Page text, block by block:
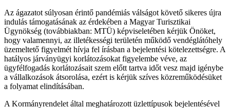
Az ágazatot súlyosan érintő pandémiás válságot követő sikeres újra
indulás támogatásának az érdekében a Magyar Turisztikai
Ügynökség (továbbiakban: MTÜ) képviseletében kérjük Önöket,
hogy valamennyi, az illetékességi területén működő vendéglátóhely
üzemeltető figyelmét hívja fel írásban a bejelentési kötelezettségre. A
hatályos járványügyi korlátozásokat figyelembe véve, az
ügyfélfogadás korlátozásait szem előtt tartva időt vesz majd igénybe
a vállalkozások átsorolása, ezért is kérjük szíves közreműködésüket
a folyamat elindításában.
A Kormányrendelet által meghatározott üzlettípusok bejelentésével